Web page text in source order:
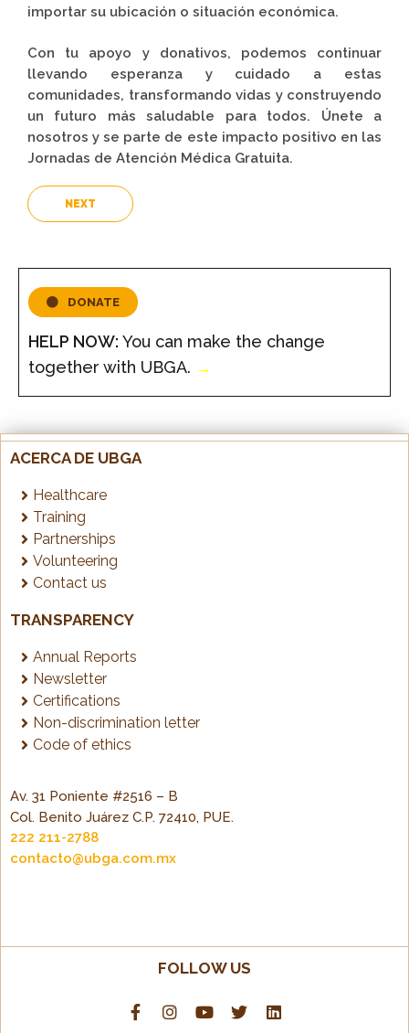
importar su ubicación o situación económica.
Con tu apoyo y donativos, podemos continuar
llevando esperanza y cuidado a estas
comunidades, transformando vidas y construyendo
un futuro más saludable para todos. Únete a
nosotros y se parte de este impacto positivo en las
Jornadas de Atención Médica Gratuita.
NEXT
DONATE
HELP NOW: You can make the change
together with UBGA. →
ACERCA DE UBGA
Healthcare
Training
Partnerships
Volunteering
Contact us
TRANSPARENCY
Annual Reports
Newsletter
Certifications
Non-discrimination letter
Code of ethics
Av. 31 Poniente #2516 – B
Col. Benito Juárez C.P. 72410, PUE.
222 211-2788
contacto@ubga.com.mx
FOLLOW US